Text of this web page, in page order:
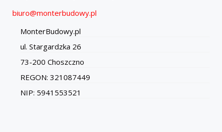
biuro@monterbudowy.pl
MonterBudowy.pl
ul. Stargardzka 26
73-200 Choszczno
REGON: 321087449
NIP: 5941553521